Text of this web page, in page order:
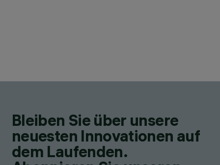
Bleiben Sie über unsere
neuesten Innovationen auf
dem Laufenden.